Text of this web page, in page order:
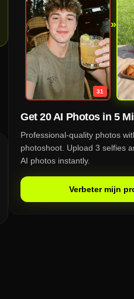
31
»
Get 20 AI Photos in 5
Professional-quality photos
photoshoot. Upload 3 selfies
AI photos instantly.
Verbeter mijn